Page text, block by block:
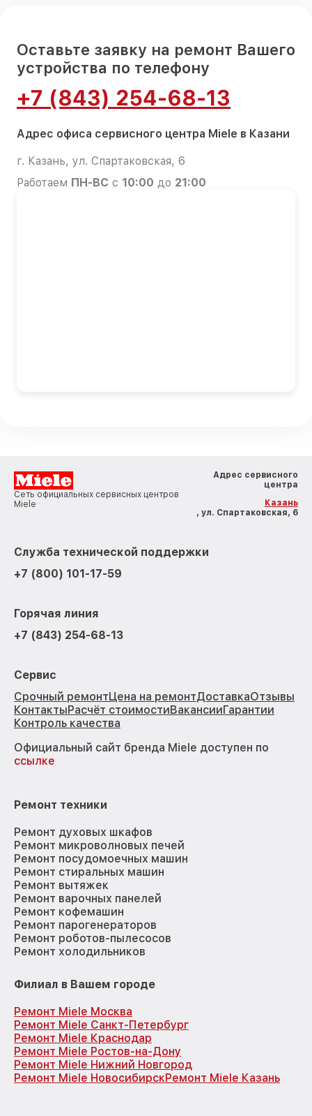
Оставьте заявку на ремонт Вашего
устройства по телефону
+7 (843) 254-68-13
Адрес офиса сервисного центра Miele в Казани
г. Казань, ул. Спартаковская, 6
Работаем ПН-ВС с 10:00 до 21:00
Сеть официальных сервисных центров
Miele
Адрес сервисного
центра
Казань
, ул. Спартаковская, 6
Служба технической поддержки
+7 (800) 101-17-59
Горячая линия
+7 (843) 254-68-13
Сервис
Срочный ремонтЦена на ремонтДоставкаОтзывы
КонтактыРасчёт стоимостиВакансииГарантии
Контроль качества
Официальный сайт бренда Miele доступен по
ссылке
Ремонт техники
Ремонт духовых шкафов
Ремонт микроволновых печей
Ремонт посудомоечных машин
Ремонт стиральных машин
Ремонт вытяжек
Ремонт варочных панелей
Ремонт кофемашин
Ремонт парогенераторов
Ремонт роботов-пылесосов
Ремонт холодильников
Филиал в Вашем городе
Ремонт Miele Москва
Ремонт Miele Санкт-Петербург
Ремонт Miele Краснодар
Ремонт Miele Ростов-на-Дону
Ремонт Miele Нижний Новгород
Ремонт Miele НовосибирскРемонт Miele Казань